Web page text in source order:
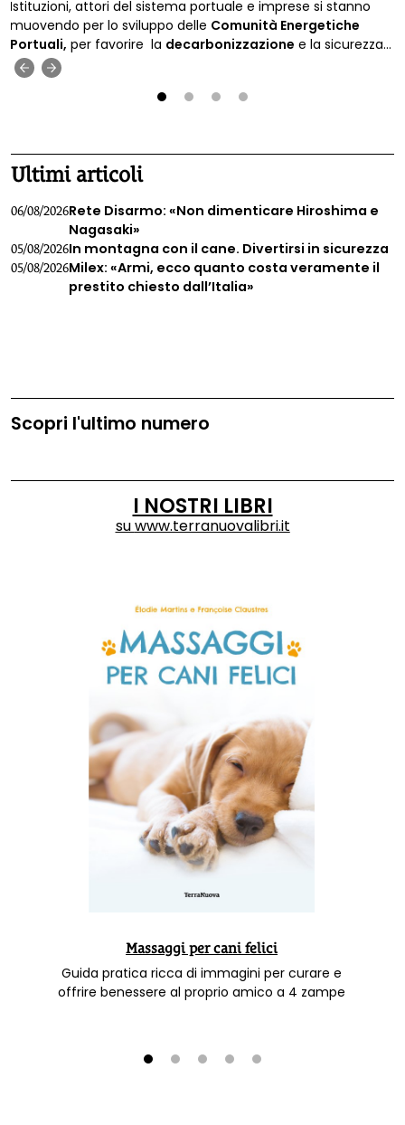
Istituzioni, attori del sistema portuale e imprese si stanno
muovendo per lo sviluppo delle Comunità Energetiche
Portuali, per favorire la decarbonizzazione e la sicurezza
energetica.
Ultimi articoli
06/08/2026Rete Disarmo: «Non dimenticare Hiroshima e
Nagasaki»
05/08/2026In montagna con il cane. Divertirsi in sicurezza
05/08/2026Milex: «Armi, ecco quanto costa veramente il
prestito chiesto dall’Italia»
Scopri l'ultimo numero
I NOSTRI LIBRI
suwww.terranuovalibri.it
Massaggi per cani felici
Guida pratica ricca di immagini per curare e
offrire benessere al proprio amico a 4 zampe